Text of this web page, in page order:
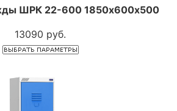
ШРК 22-600 1850х600х500
13090 руб.